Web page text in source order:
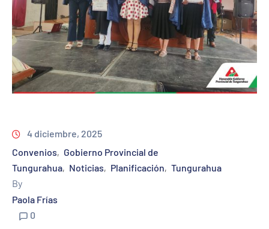
4 diciembre, 2025
Convenios‚ Gobierno Provincial de
Tungurahua‚ Noticias‚ Planificación‚ Tungurahua
By
Paola Frías
0